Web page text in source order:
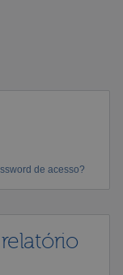
de acesso?